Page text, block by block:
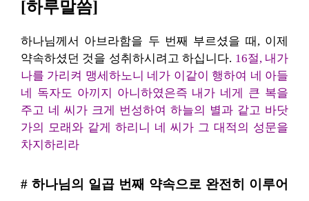
[하루말씀]
하나님께서 아브라함을 두 번째 부르셨을 때, 이제
약속하셨던 것을 성취하시려고 하십니다. 16절, 내가
나를 가리켜 맹세하노니 네가 이같이 행하여 네 아들
네 독자도 아끼지 아니하였은즉 내가 네게 큰 복을
주고 네 씨가 크게 번성하여 하늘의 별과 같고 바닷
가의 모래와 같게 하리니 네 씨가 그 대적의 성문을
차지하리라
# 하나님의 일곱 번째 약속으로 완전히 이루어